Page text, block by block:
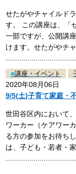
せたがやチャイルド
す。 この講座は、「
一部ですが、公開講
けます。せたがや
■講座・イベント
2020年08月06日
9/5(土)子育て家庭・
世田谷区内において
ワーカー（ケアワー
る方の参加をお待ち
は、子ども・若者